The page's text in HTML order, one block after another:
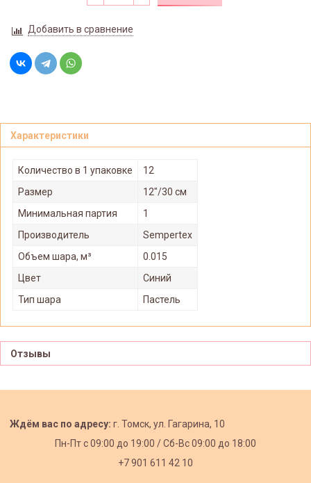
Добавить в сравнение
Характеристики
Количество в 1 упаковке
12
Размер
12"/30 см
Минимальная партия
1
Производитель
Sempertex
Объем шара, м³
0.015
Цвет
Синий
Тип шара
Пастель
Отзывы
Ждём вас по адресу: г. Томск, ул. Гагарина, 10
Пн-Пт с09:00 до 19:00 /Сб-Вс 09:00 до 18:00
+7 901 611 42 10